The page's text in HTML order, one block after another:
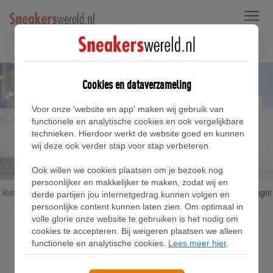
Menu
Van Feestelijk tot Casual: Top 10 Sneakers voor de
feestdagen
Home Blog Van Feestelijk tot Casual: Top 10 Sneakers voor de feestdagen
Het is kerstmis en je wilt er natuurlijk op je best
uitzien, zonder in te leveren op comfort. Tijdens
Cookies en dataverzameling
Voor onze 'website en app' maken wij gebruik van
functionele en analytische cookies en ook vergelijkbare
technieken. Hierdoor werkt de website goed en kunnen
wij deze ook verder stap voor stap verbeteren.
Ook willen we cookies plaatsen om je bezoek nog
persoonlijker en makkelijker te maken, zodat wij en
derde partijen jou internetgedrag kunnen volgen en
persoonlijke content kunnen laten zien. Om optimaal in
volle glorie onze website te gebruiken is het nodig om
cookies te accepteren. Bij weigeren plaatsen we alleen
functionele en analytische cookies. Lees meer hier.